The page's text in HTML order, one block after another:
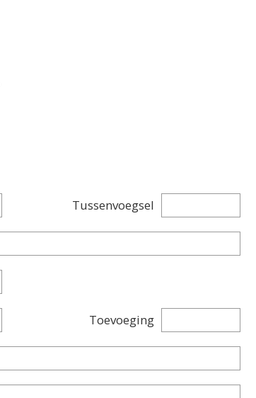
Tussenvoegsel
Toevoeging